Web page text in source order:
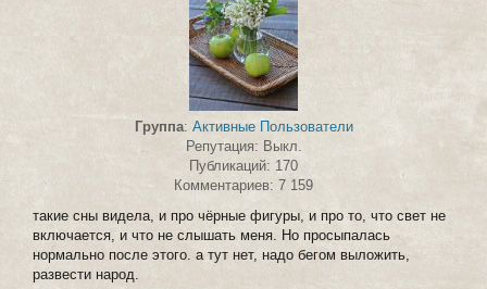
Группа: Активные Пользователи
Репутация: Выкл.
Публикаций: 170
Комментариев: 7 159
такие сны видела, и про чёрные фигуры, и про то, что свет не
включается, и что не слышать меня. Но просыпалась
нормально после этого. а тут нет, надо бегом выложить,
развести народ.